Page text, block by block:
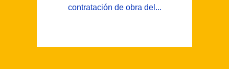
contratación de obra del...